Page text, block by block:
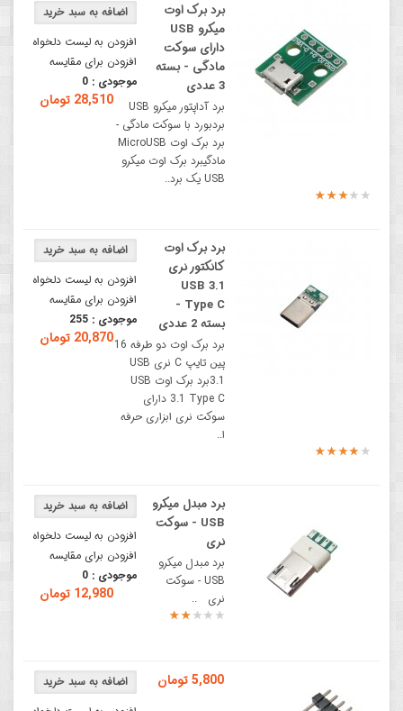
افزودن به لیست دلخواه
افزودن برای مقایسه
موجودی : 0
28,510 تومان
برد برک اوت
میکرو USB
دارای سوکت
مادگی - بسته
3 عددی
برد آداپتور میکرو USB
بردبورد با سوکت مادگی -
برد برک اوت MicroUSB
مادگیبرد برک اوت میکرو
USB یک برد..
افزودن به لیست دلخواه
افزودن برای مقایسه
موجودی : 255
20,870 تومان
برد برک اوت
کانکتور نری
USB 3.1
Type C -
بسته 2 عددی
برد برک اوت دو طرفه 16
پین تایپ C نری USB
3.1برد برک اوت USB
3.1 Type C دارای
سوکت نری ابزاری حرفه
ا..
افزودن به لیست دلخواه
افزودن برای مقایسه
موجودی : 0
12,980 تومان
برد مبدل میکرو
USB - سوکت
نری
برد مبدل میکرو
USB - سوکت
نری ..
5,800 تومان